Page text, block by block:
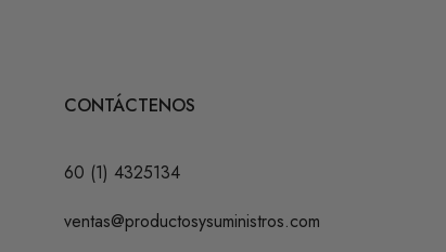
CONTÁCTENOS
60 (1) 4325134
ventas@productosysuministros.com